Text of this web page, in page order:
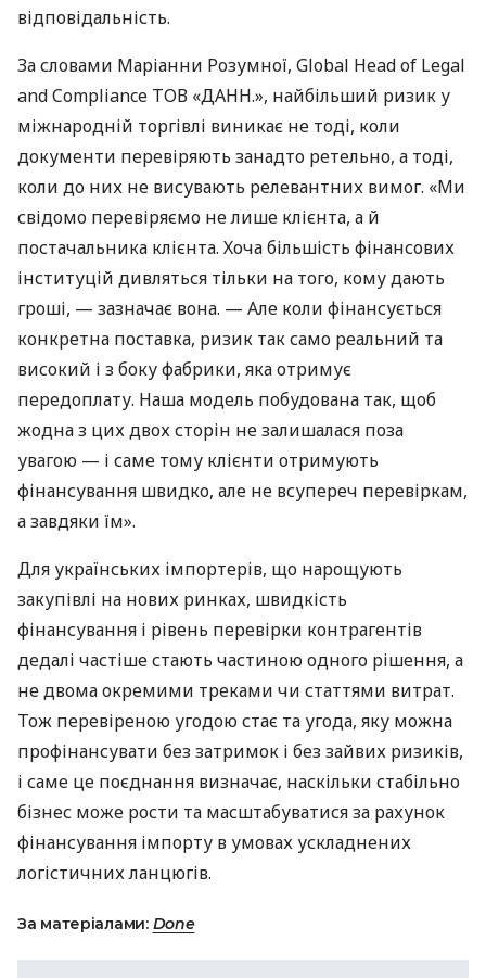
відповідальність.
За словами Маріанни Розумної, Global Head of Legal
and Compliance ТОВ «ДАНН.», найбільший ризик у
міжнародній торгівлі виникає не тоді, коли
документи перевіряють занадто ретельно, а тоді,
коли до них не висувають релевантних вимог. «Ми
свідомо перевіряємо не лише клієнта, а й
постачальника клієнта. Хоча більшість фінансових
інституцій дивляться тільки на того, кому дають
гроші, — зазначає вона. — Але коли фінансується
конкретна поставка, ризик так само реальний та
високий і з боку фабрики, яка отримує
передоплату. Наша модель побудована так, щоб
жодна з цих двох сторін не залишалася поза
увагою — і саме тому клієнти отримують
фінансування швидко, але не всупереч перевіркам,
а завдяки їм».
Для українських імпортерів, що нарощують
закупівлі на нових ринках, швидкість
фінансування і рівень перевірки контрагентів
дедалі частіше стають частиною одного рішення, а
не двома окремими треками чи статтями витрат.
Тож перевіреною угодою стає та угода, яку можна
профінансувати без затримок і без зайвих ризиків,
і саме це поєднання визначає, наскільки стабільно
бізнес може рости та масштабуватися за рахунок
фінансування імпорту в умовах ускладнених
логістичних ланцюгів.
За матеріалами: Done